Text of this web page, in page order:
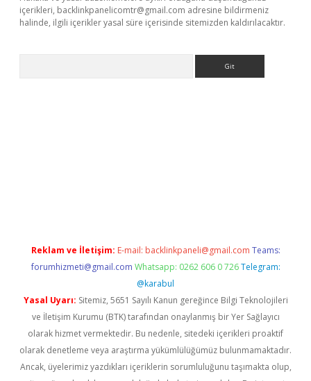
içerikleri, backlinkpanelicomtr@gmail.com adresine bildirmeniz
halinde, ilgili içerikler yasal süre içerisinde sitemizden kaldırılacaktır.
Reklam ve İletişim: E-mail: backlinkpaneli@gmail.com Teams:
forumhizmeti@gmail.com Whatsapp: 0262 606 0 726 Telegram:
@karabul
Yasal Uyarı: Sitemiz, 5651 Sayılı Kanun gereğince Bilgi Teknolojileri
ve İletişim Kurumu (BTK) tarafından onaylanmış bir Yer Sağlayıcı
olarak hizmet vermektedir. Bu nedenle, sitedeki içerikleri proaktif
olarak denetleme veya araştırma yükümlülüğümüz bulunmamaktadır.
Ancak, üyelerimiz yazdıkları içeriklerin sorumluluğunu taşımakta olup,